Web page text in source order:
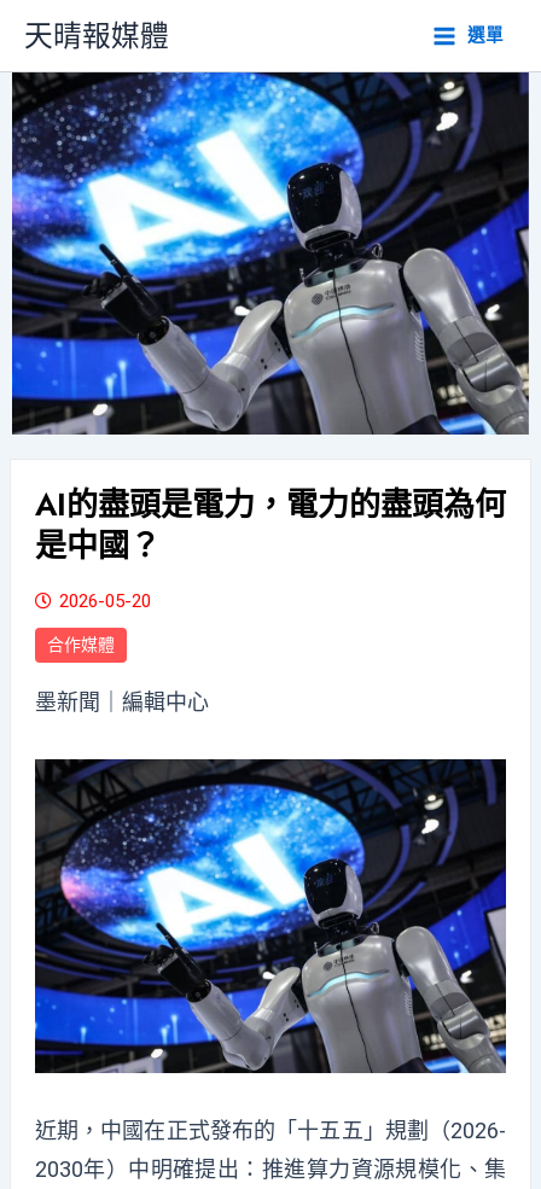
主
要
內
容
天晴報媒體 選單
AI的盡頭是電力，電力的盡頭為何
是中國？
2026-05-20
合作媒體
墨新聞 ｜編輯中心
近期，中國在正式發布的「十五五」規劃（2026-
2030年）中明確提出：推進算力資源規模化、集